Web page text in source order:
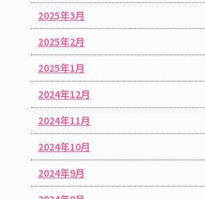
2025年3月
2025年2月
2025年1月
2024年12月
2024年11月
2024年10月
2024年9月